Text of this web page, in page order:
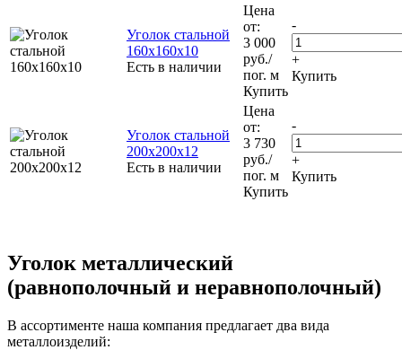
Уголок стальной
160х160х10
Есть в наличии
Цена
от:
3 000
руб./
пог. м
Купить
-
+
Купить
Уголок стальной
200х200х12
Есть в наличии
Цена
от:
3 730
руб./
пог. м
Купить
-
+
Купить
Уголок металлический
(равнополочный и неравнополочный)
В ассортименте наша компания предлагает два вида
металлоизделий: